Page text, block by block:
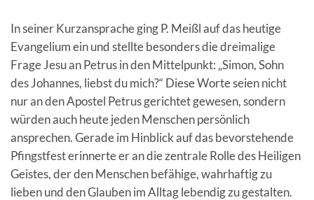
In seiner Kurzansprache ging P. Meißl auf das heutige
Evangelium ein und stellte besonders die dreimalige
Frage Jesu an Petrus in den Mittelpunkt: „Simon, Sohn
des Johannes, liebst du mich?“ Diese Worte seien nicht
nur an den Apostel Petrus gerichtet gewesen, sondern
würden auch heute jeden Menschen persönlich
ansprechen. Gerade im Hinblick auf das bevorstehende
Pfingstfest erinnerte er an die zentrale Rolle des Heiligen
Geistes, der den Menschen befähige, wahrhaftig zu
lieben und den Glauben im Alltag lebendig zu gestalten.